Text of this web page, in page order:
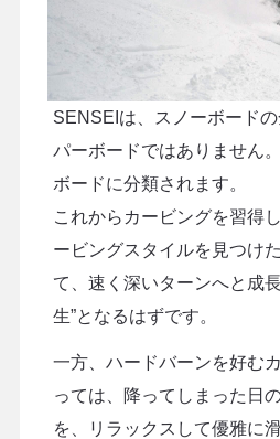
SENSEIは、スノーボード
パーボードではありません
ボードに分類されます。
これからカービングを習得
ービングスタイルを見つけ
て、速く深いターンへと成
生”となるはずです。
一方、ハードバーンを好む
っては、降ってしまった日
を、リラックスして優雅に